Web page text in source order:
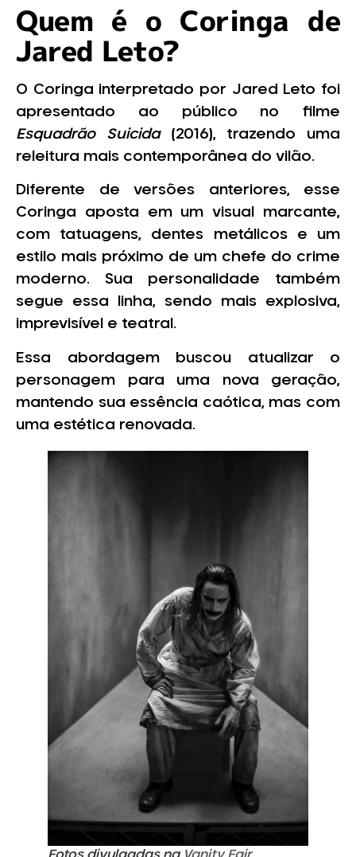
Quem é o Coringa de
Jared Leto?
O Coringa interpretado por Jared Leto foi
apresentado ao público no filme
Esquadrão Suicida(2016), trazendo uma
releitura mais contemporânea do vilão.
Diferente de versões anteriores, esse
Coringa aposta em um visual marcante,
com tatuagens, dentes metálicos e um
estilo mais próximo de um chefe do crime
moderno. Sua personalidade também
segue essa linha, sendo mais explosiva,
imprevisível e teatral.
Essa abordagem buscou atualizar o
personagem para uma nova geração,
mantendo sua essência caótica, mas com
uma estética renovada.